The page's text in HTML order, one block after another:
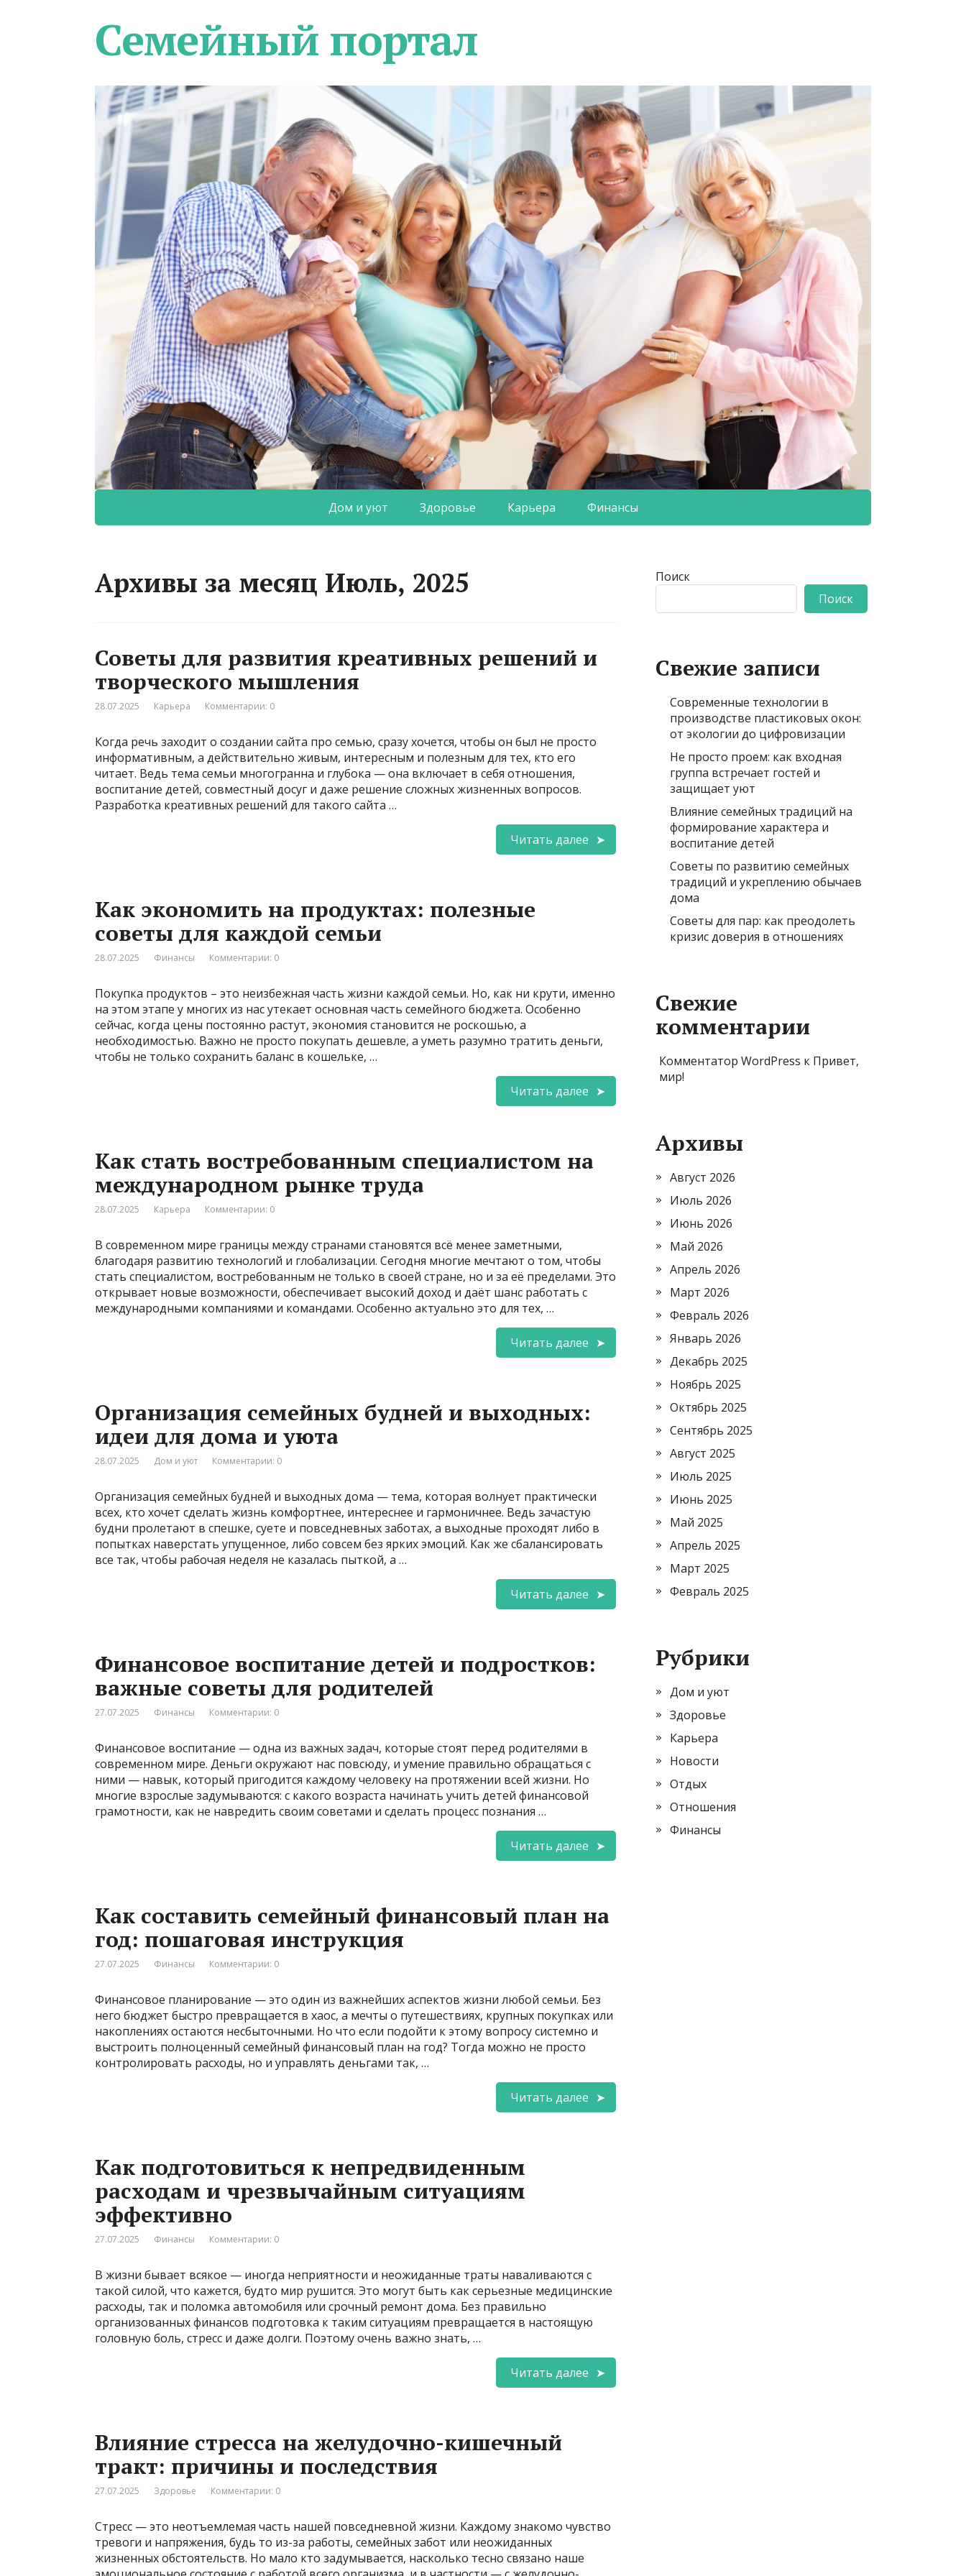
Семейный портал
Дом и уют Здоровье Карьера Финансы
Архивы за месяц Июль, 2025
Советы для развития креативных решений и
творческого мышления
28.07.2025 Карьера Комментарии: 0
Когда речь заходит о создании сайта про семью, сразу хочется, чтобы он был не просто
информативным, а действительно живым, интересным и полезным для тех, кто его
читает. Ведь тема семьи многогранна и глубока — она включает в себя отношения,
воспитание детей, совместный досуг и даже решение сложных жизненных вопросов.
Разработка креативных решений для такого сайта …
Читать далее
Как экономить на продуктах: полезные
советы для каждой семьи
28.07.2025 Финансы Комментарии: 0
Покупка продуктов – это неизбежная часть жизни каждой семьи. Но, как ни крути, именно
на этом этапе у многих из нас утекает основная часть семейного бюджета. Особенно
сейчас, когда цены постоянно растут, экономия становится не роскошью, а
необходимостью. Важно не просто покупать дешевле, а уметь разумно тратить деньги,
чтобы не только сохранить баланс в кошельке, …
Читать далее
Как стать востребованным специалистом на
международном рынке труда
28.07.2025 Карьера Комментарии: 0
В современном мире границы между странами становятся всё менее заметными,
благодаря развитию технологий и глобализации. Сегодня многие мечтают о том, чтобы
стать специалистом, востребованным не только в своей стране, но и за её пределами. Это
открывает новые возможности, обеспечивает высокий доход и даёт шанс работать с
международными компаниями и командами. Особенно актуально это для тех, …
Читать далее
Организация семейных будней и выходных:
идеи для дома и уюта
28.07.2025 Дом и уют Комментарии: 0
Организация семейных будней и выходных дома — тема, которая волнует практически
всех, кто хочет сделать жизнь комфортнее, интереснее и гармоничнее. Ведь зачастую
будни пролетают в спешке, суете и повседневных заботах, а выходные проходят либо в
попытках наверстать упущенное, либо совсем без ярких эмоций. Как же сбалансировать
все так, чтобы рабочая неделя не казалась пыткой, а …
Читать далее
Финансовое воспитание детей и подростков:
важные советы для родителей
27.07.2025 Финансы Комментарии: 0
Финансовое воспитание — одна из важных задач, которые стоят перед родителями в
современном мире. Деньги окружают нас повсюду, и умение правильно обращаться с
ними — навык, который пригодится каждому человеку на протяжении всей жизни. Но
многие взрослые задумываются: с какого возраста начинать учить детей финансовой
грамотности, как не навредить своим советами и сделать процесс познания …
Читать далее
Как составить семейный финансовый план на
год: пошаговая инструкция
27.07.2025 Финансы Комментарии: 0
Финансовое планирование — это один из важнейших аспектов жизни любой семьи. Без
него бюджет быстро превращается в хаос, а мечты о путешествиях, крупных покупках или
накоплениях остаются несбыточными. Но что если подойти к этому вопросу системно и
выстроить полноценный семейный финансовый план на год? Тогда можно не просто
контролировать расходы, но и управлять деньгами так, …
Читать далее
Как подготовиться к непредвиденным
расходам и чрезвычайным ситуациям
эффективно
27.07.2025 Финансы Комментарии: 0
В жизни бывает всякое — иногда неприятности и неожиданные траты наваливаются с
такой силой, что кажется, будто мир рушится. Это могут быть как серьезные медицинские
расходы, так и поломка автомобиля или срочный ремонт дома. Без правильно
организованных финансов подготовка к таким ситуациям превращается в настоящую
головную боль, стресс и даже долги. Поэтому очень важно знать, …
Читать далее
Влияние стресса на желудочно-кишечный
тракт: причины и последствия
27.07.2025 Здоровье Комментарии: 0
Стресс — это неотъемлемая часть нашей повседневной жизни. Каждому знакомо чувство
тревоги и напряжения, будь то из-за работы, семейных забот или неожиданных
жизненных обстоятельств. Но мало кто задумывается, насколько тесно связано наше
Поиск
Поиск
Свежие записи
Современные технологии в
производстве пластиковых окон:
от экологии до цифровизации
Не просто проем: как входная
группа встречает гостей и
защищает уют
Влияние семейных традиций на
формирование характера и
воспитание детей
Советы по развитию семейных
традиций и укреплению обычаев
дома
Советы для пар: как преодолеть
кризис доверия в отношениях
Свежие
комментарии
Комментатор WordPress к Привет,
мир!
Архивы
Август 2026
Июль 2026
Июнь 2026
Май 2026
Апрель 2026
Март 2026
Февраль 2026
Январь 2026
Декабрь 2025
Ноябрь 2025
Октябрь 2025
Сентябрь 2025
Август 2025
Июль 2025
Июнь 2025
Май 2025
Апрель 2025
Март 2025
Февраль 2025
Рубрики
Дом и уют
Здоровье
Карьера
Новости
Отдых
Отношения
Финансы